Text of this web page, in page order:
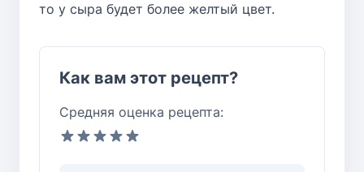
то у сыра будет более желтый цвет.
Как вам этот рецепт?
Средняя оценка рецепта: